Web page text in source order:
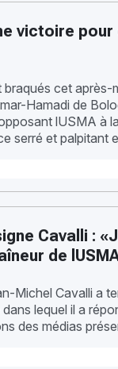
victoire
cet après-
Hamadi de
lUSMA à
serré et palpitant
Cavalli :
de
Michel Cavalli a
lequel il a
des médias